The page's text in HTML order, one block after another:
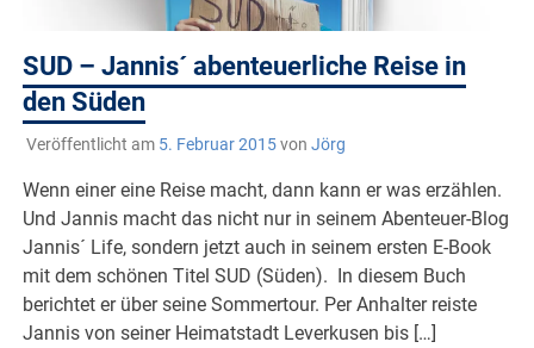
SUD – Jannis´ abenteuerliche Reise in
den Süden
Veröffentlicht am 5. Februar 2015von Jörg
Wenn einer eine Reise macht, dann kann er was erzählen.
Und Jannis macht das nicht nur in seinem Abenteuer-Blog
Jannis´ Life, sondern jetzt auch in seinem ersten E-Book
mit dem schönen Titel SUD (Süden). In diesem Buch
berichtet er über seine Sommertour. Per Anhalter reiste
Jannis von seiner Heimatstadt Leverkusen bis […]